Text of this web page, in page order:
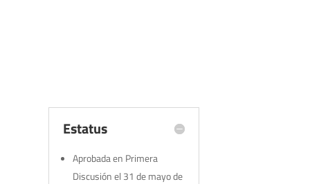
Estatus
Aprobada en Primera
Discusión el 31 de mayo de